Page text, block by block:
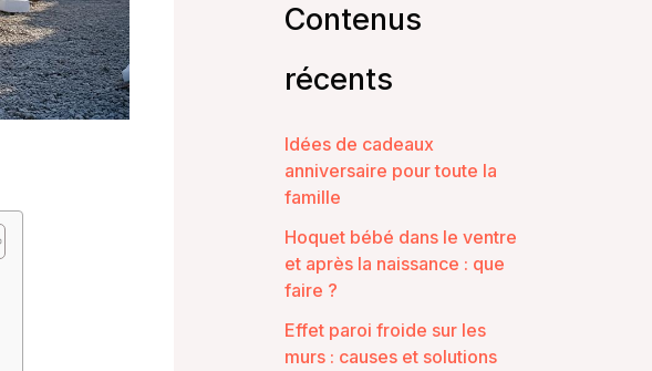
Contenus
récents
Idées de cadeaux
anniversaire pour toute la
famille
Hoquet bébé dans le ventre
et après la naissance : que
faire ?
Effet paroi froide sur les
murs : causes et solutions